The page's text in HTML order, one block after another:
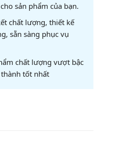
sản phẩm của bạn.
chất lượng, thiết kế
sẵn sàng phục vụ
chất lượng vượt bậc
tốt nhất